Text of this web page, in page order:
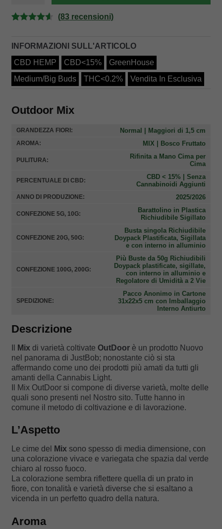
4.60su 5
recensioni
(83 recensioni)
INFORMAZIONI SULL'ARTICOLO
CBD HEMP
CBD<15%
GreenHouse
Medium/Big Buds
THC<0.2% Vendita In Esclusiva
Outdoor Mix
GRANDEZZA FIORI: Normal | Maggiori di 1,5 cm
AROMA: MIX | Bosco Fruttato
PULITURA:
Rifinita a Mano Cima per
Cima
PERCENTUALE DI CBD:
CBD < 15% | Senza
Cannabinoidi Aggiunti
ANNO DI PRODUZIONE: 2025/2026
CONFEZIONE 5G, 10G:
Barattolino in Plastica
Richiudibile Sigillato
CONFEZIONE 20G, 50G:
Busta singola Richiudibile
Doypack Plastificata, Sigillata
e con interno in alluminio
CONFEZIONE 100G, 200G:
Più Buste da 50g Richiudibili
Doypack plastificate, sigillate,
con interno in alluminio e
Regolatore di Umidità a 2 Vie
SPEDIZIONE:
Pacco Anonimo in Cartone
31x22x5 cm con Imballaggio
Interno Antiurto
Descrizione
Mix di varietà coltivate OutDoorè un prodotto Nuovo
nel panorama di JustBob; nonostante ciò si sta
affermando come uno dei prodotti più amati da tutti gli
Il Mix OutDoor si compone di diverse varietà, molte delle
quali sono presenti nel Nostro sito. Tutte hanno in
comune il metodo di coltivazione e di lavorazione.
L’Aspetto
Le cime del Mix sono spesso di media dimensione, con
una colorazione vivace e variegata che spazia dal verde
La colorazione sembra riflettere quella di un prato in
fiore, con tonalità e varietà diverse che si esaltano a
vicenda in un perfetto quadro della natura.
Aroma